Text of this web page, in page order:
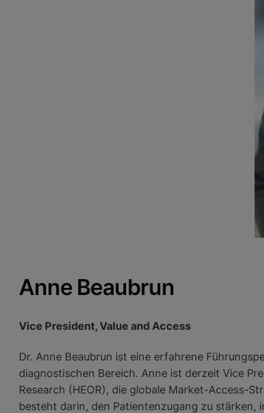
Anne Beaubrun
Vice President, Value and Access
Dr. Anne Beaubrun ist eine erfahrene
diagnostischen Bereich. Anne ist derzeit Vice
Research (HEOR), die globale Market-Access-
besteht darin, den Patientenzugang zu stärken,